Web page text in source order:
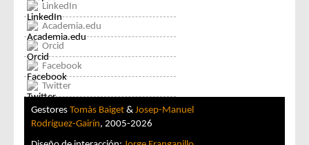
LinkedIn
Academia.edu
Orcid
Facebook
Twitter
Gestores Tomàs Baiget & Josep-Manuel
Rodríguez-Gairín, 2005-2026